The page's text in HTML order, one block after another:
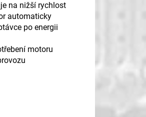
na nižší rychlost
automaticky
po energii
motoru